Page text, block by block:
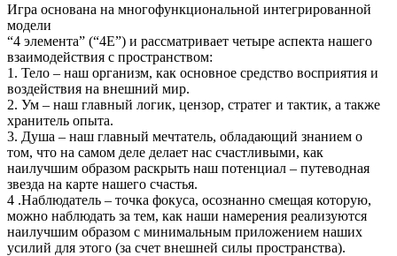
Игра основана на многофункциональной интегрированной
модели
“4 элемента” (“4E”) и рассматривает четыре аспекта нашего
взаимодействия с пространством:
1. Тело – наш организм, как основное средство восприятия и
воздействия на внешний мир.
2. Ум – наш главный логик, цензор, стратег и тактик, а также
хранитель опыта.
3. Душа – наш главный мечтатель, обладающий знанием о
том, что на самом деле делает нас счастливыми, как
наилучшим образом раскрыть наш потенциал – путеводная
звезда на карте нашего счастья.
4 .Наблюдатель – точка фокуса, осознанно смещая которую,
можно наблюдать за тем, как наши намерения реализуются
наилучшим образом с минимальным приложением наших
усилий для этого (за счет внешней силы пространства).